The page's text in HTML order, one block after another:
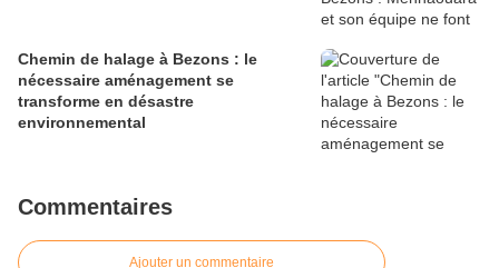
Chemin de halage à Bezons : le
nécessaire aménagement se
transforme en désastre
environnemental
Commentaires
Ajouter un commentaire